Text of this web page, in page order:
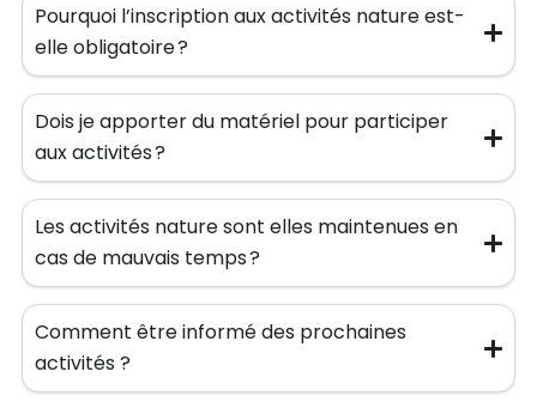
Pourquoi l’inscription aux activités nature est-
elle obligatoire ?
Dois je apporter du matériel pour participer
aux activités ?
Les activités nature sont elles maintenues en
cas de mauvais temps ?
Comment être informé des prochaines
activités ?